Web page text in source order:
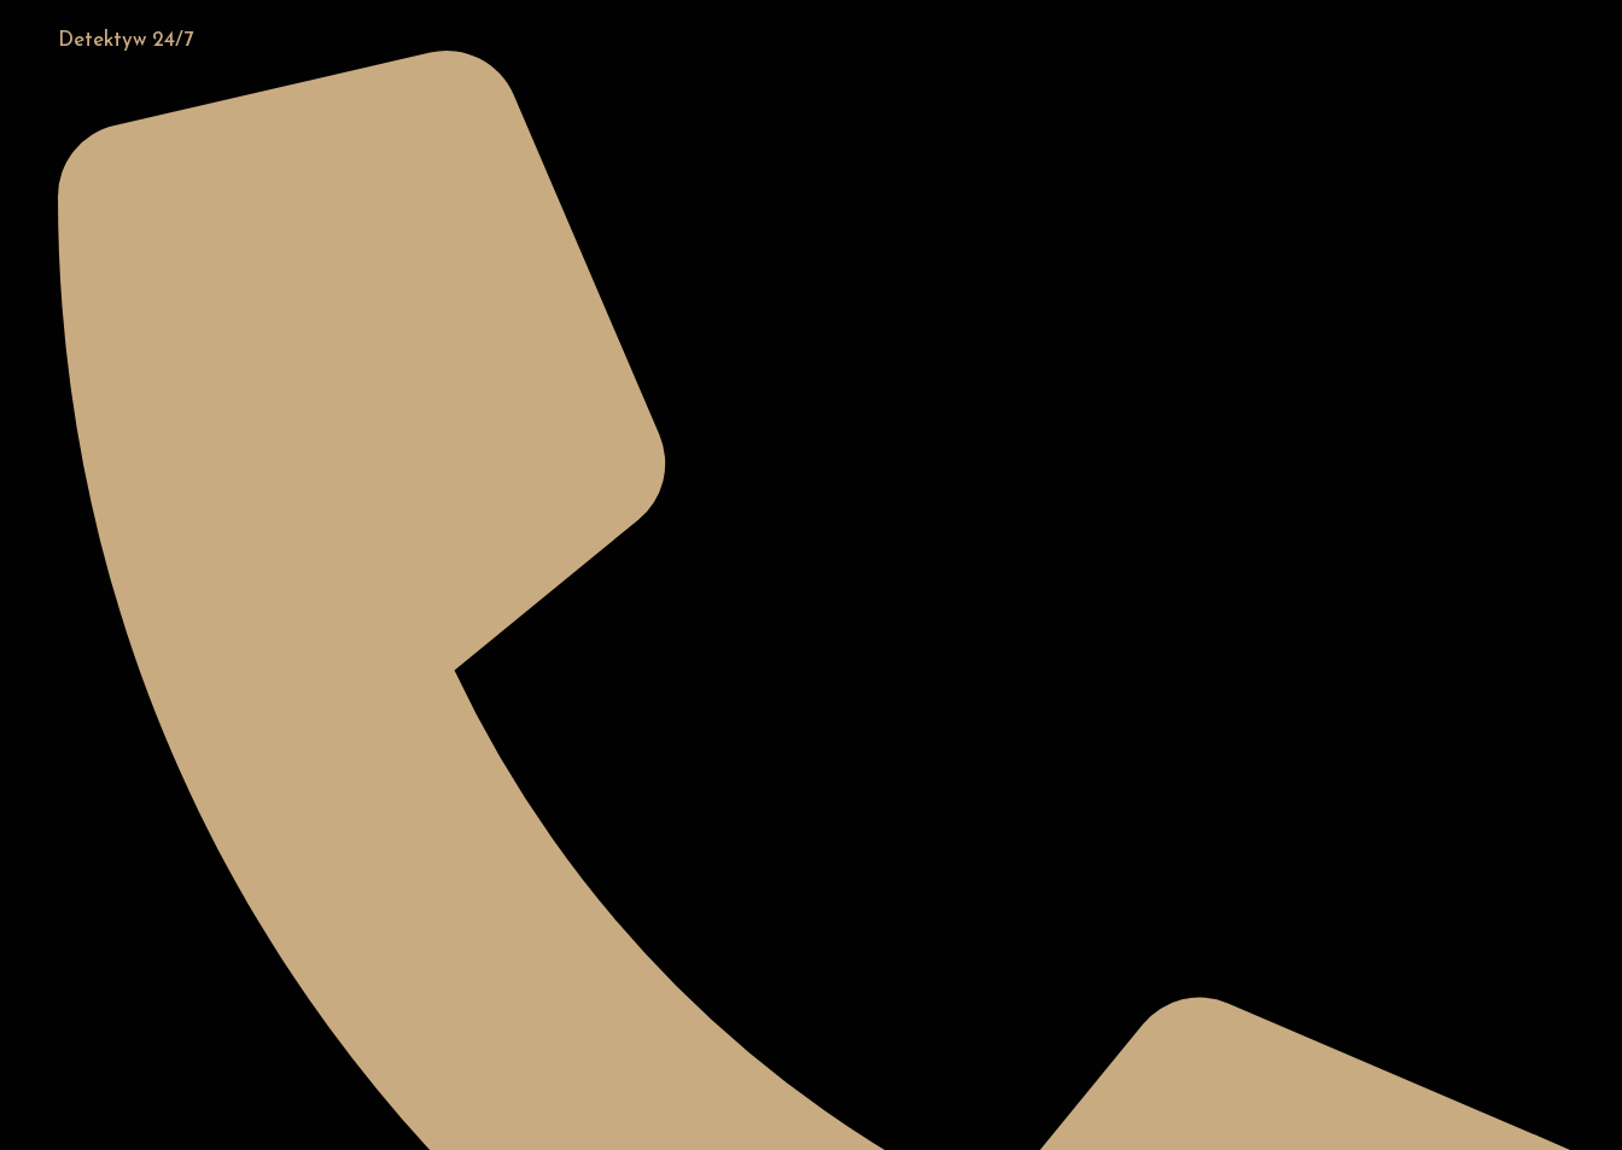
Detektyw 24/7